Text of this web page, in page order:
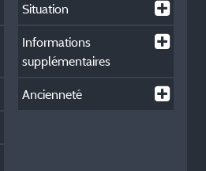
Situation
Informations
supplémentaires
Ancienneté